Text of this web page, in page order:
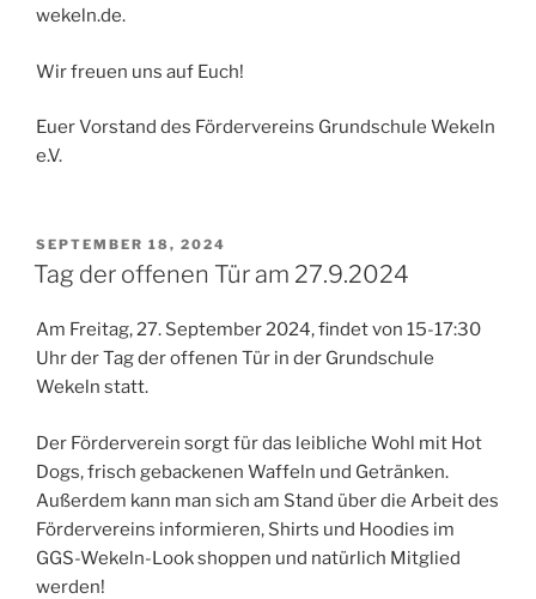
wekeln.de.
Wir freuen uns auf Euch!
Euer Vorstand des Fördervereins Grundschule Wekeln
e.V.
VERÖFFENTLICHT
AM
SEPTEMBER 18, 2024
Tag der offenen Tür am 27.9.2024
Am Freitag, 27. September 2024, findet von 15-17:30
Uhr der Tag der offenen Tür in der Grundschule
Wekeln statt.
Der Förderverein sorgt für das leibliche Wohl mit Hot
Dogs, frisch gebackenen Waffeln und Getränken.
Außerdem kann man sich am Stand über die Arbeit des
Fördervereins informieren, Shirts und Hoodies im
GGS-Wekeln-Look shoppen und natürlich Mitglied
werden!